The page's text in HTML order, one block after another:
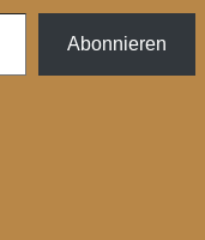
Abonnieren